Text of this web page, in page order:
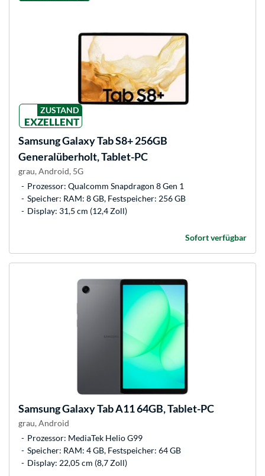
ZUSTAND
EXZELLENT
SamsungGalaxy Tab S8+ 256GB
Generalüberholt, Tablet-PC
grau, Android, 5G
Prozessor: Qualcomm Snapdragon 8 Gen 1
Speicher: RAM: 8 GB, Festspeicher: 256 GB
Display: 31,5 cm (12,4 Zoll)
Sofort verfügbar
SamsungGalaxy Tab A11 64GB, Tablet-PC
grau, Android
Prozessor: MediaTek Helio G99
Speicher: RAM: 4 GB, Festspeicher: 64 GB
Display: 22,05 cm (8,7 Zoll)